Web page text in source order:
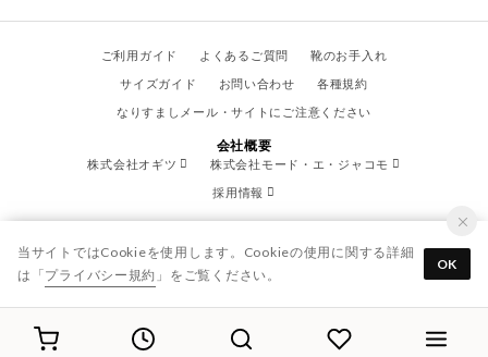
ご利用ガイド よくあるご質問
靴のお手入れ
サイズガイド
お問い合わせ
各種規約
なりすましメール・サイトにご注意ください
会社概要
株式会社オギツ
株式会社モード・エ・ジャコモ
採用情報
© OGITSU CO.,LTD. / All Right Reserved.
当サイトではCookieを使用します。Cookieの使用に関する詳細
は「プライバシー規約 」をご覧ください。
OK